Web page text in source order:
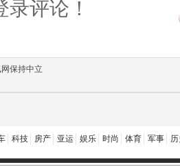
保持中立
科技 房产 亚运 娱乐 时尚 体育 军事